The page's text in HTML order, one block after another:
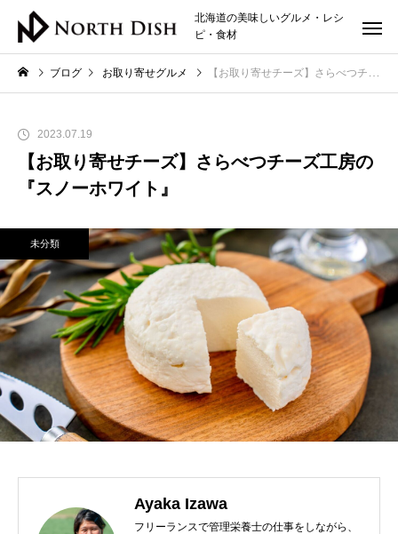
北海道の美味しいグルメ・レシ
ピ・食材
ブログ お取り寄せグルメ 【お取り寄せチーズ】さらべつチーズ工房の『スノーホワイト』
2023.07.19
【お取り寄せチーズ】さらべつチーズ工房の
『スノーホワイト』
未分類
Ayaka Izawa
フリーランスで管理栄養士の仕事をしながら、